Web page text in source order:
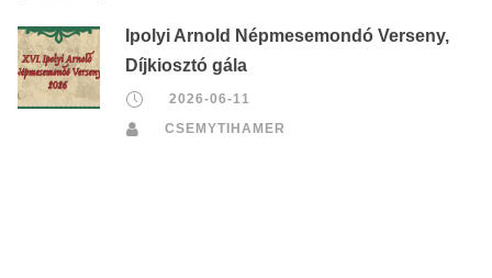
Ipolyi Arnold Népmesemondó Verseny,
Díjkiosztó gála
2026-06-11
CSEMYTIHAMER